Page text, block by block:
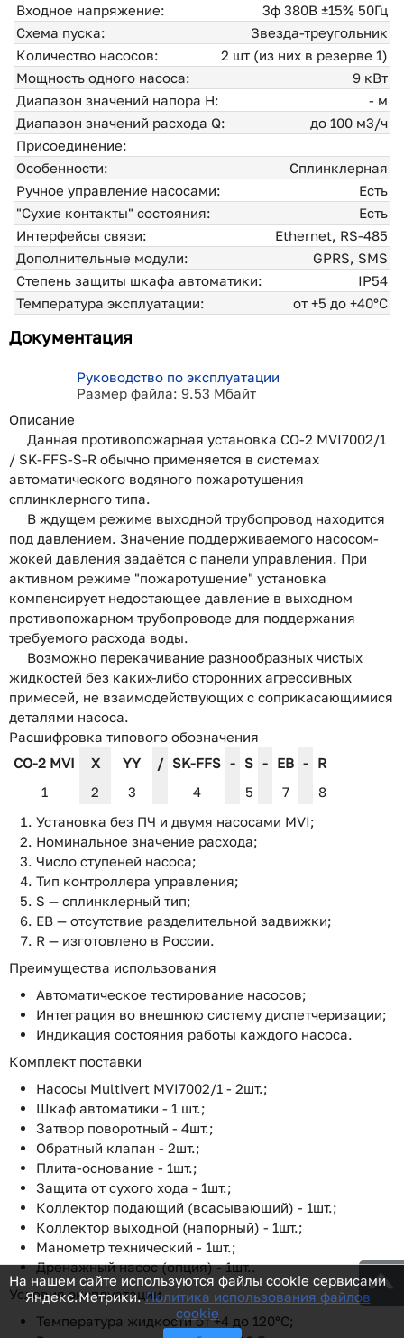
Входное напряжение:
3ф 380В ±15% 50Гц
Схема пуска:
Звезда-треугольник
Количество насосов:
2 шт (из них в резерве 1)
Мощность одного насоса:
9 кВт
Диапазон значений напора H:
- м
Диапазон значений расхода Q:
до 100 м3/ч
Присоединение:
Особенности:
Сплинклерная
Ручное управление насосами:
Есть
"Сухие контакты" состояния:
Есть
Интерфейсы связи:
Ethernet, RS-485
Дополнительные модули:
GPRS, SMS
Степень защиты шкафа автоматики:
IP54
Температура эксплуатации:
от +5 до +40°С
Документация
Руководство по эксплуатации
Размер файла: 9.53 Мбайт
Описание
Данная противопожарная установка CO-2 MVI7002/1
/ SK-FFS-S-R обычно применяется в системах
автоматического водяного пожаротушения
сплинклерного типа.
В ждущем режиме выходной трубопровод находится
под давлением. Значение поддерживаемого насосом-
жокей давления задаётся с панели управления. При
активном режиме "пожаротушение" установка
компенсирует недостающее давление в выходном
противопожарном трубопроводе для поддержания
требуемого расхода воды.
Возможно перекачивание разнообразных чистых
жидкостей без каких-либо сторонних агрессивных
примесей, не взаимодействующих с соприкасающимися
деталями насоса.
Расшифровка типового обозначения
CO-2 MVI
Х YY / SK-FFS - S - EB -
R
1
2 3 4 5 7
8
Установка без ПЧ и двумя насосами MVI;
Номинальное значение расхода;
Число ступеней насоса;
Тип контроллера управления;
S — сплинклерный тип;
EB — отсутствие разделительной задвижки;
R — изготовлено в России.
Преимущества использования
Автоматическое тестирование насосов;
Интеграция во внешнюю систему диспетчеризации;
Индикация состояния работы каждого насоса.
Комплект поставки
Насосы Multivert MVI7002/1 - 2шт.;
Шкаф автоматики - 1 шт.;
Затвор поворотный - 4шт.;
Обратный клапан - 2шт.;
Плита-основание - 1шт.;
Защита от сухого хода - 1шт.;
Коллектор подающий (всасывающий) - 1шт.;
Коллектор выходной (напорный) - 1шт.;
Манометр технический - 1шт.;
Дренажный насос (опция) - 1шт..
Условия эксплуатации
Температура жидкости от +4 до 120°С;
На нашем сайте используются файлы cookie сервисами
Яндекс.Метрики.Политика использования файлов
cookie